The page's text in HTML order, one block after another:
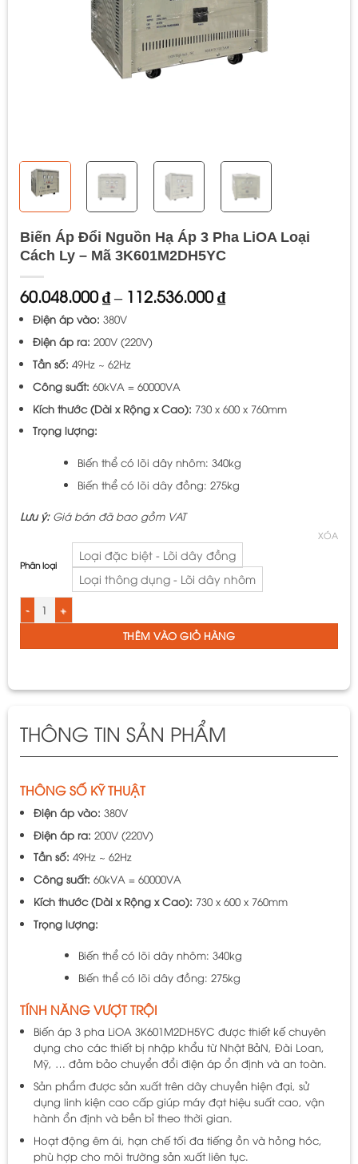
Biến Áp Đổi Nguồn Hạ Áp 3 Pha LiOA Loại
Cách Ly – Mã 3K601M2DH5YC
60.048.000₫– 112.536.000₫Khoảng
giá:
Điện áp vào: 380V
Điện áp ra: 200V (220V)
Tần số: 49Hz ~ 62Hz
Công suất: 60kVA = 60000VA
Kích thước (Dài x Rộng x Cao): 730 x 600 x 760mm
Trọng lượng:
Biến thể có lõi dây nhôm: 340kg
Biến thể có lõi dây đồng: 275kg
Lưu ý:Giá bán đã bao gồm VAT
Phân loại
Loại đặc biệt - Lõi dây đồng
Loại thông dụng - Lõi dây nhôm
XÓA
THÊM VÀO GIỎ HÀNG
THÔNG TIN SẢN PHẨM
THÔNG SỐ KỸ THUẬT
Điện áp vào: 380V
Điện áp ra: 200V (220V)
Tần số: 49Hz ~ 62Hz
Công suất: 60kVA = 60000VA
Kích thước (Dài x Rộng x Cao): 730 x 600 x 760mm
Trọng lượng:
Biến thể có lõi dây nhôm: 340kg
Biến thể có lõi dây đồng: 275kg
TÍNH NĂNG VƯỢT TRỘI
Biến áp 3 pha LiOA 3K601M2DH5YC được thiết kế chuyên
dụng cho các thiết bị nhập khẩu từ Nhật BảN, Đài Loan,
Mỹ, … đảm bảo chuyển đổi điện áp ổn định và an toàn.
Sản phẩm được sản xuất trên dây chuyền hiện đại, sử
dụng linh kiện cao cấp giúp máy đạt hiệu suất cao, vận
hành ổn định và bền bỉ theo thời gian.
Hoạt động êm ái, hạn chế tối đa tiếng ồn và hỏng hóc,
phù hợp cho môi trường sản xuất liên tục.